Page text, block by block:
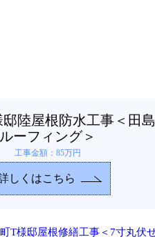
陸屋根防水工事＜田島
ルーフィング＞
工事金額：85万円
しくはこちら